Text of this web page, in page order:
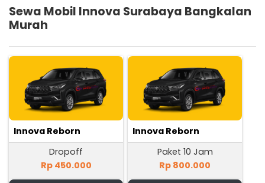
Sewa Mobil Innova Surabaya Bangkalan
Murah
Innova Reborn
Dropoff
Rp 450.000
Innova Reborn
Paket 10 Jam
Rp 800.000